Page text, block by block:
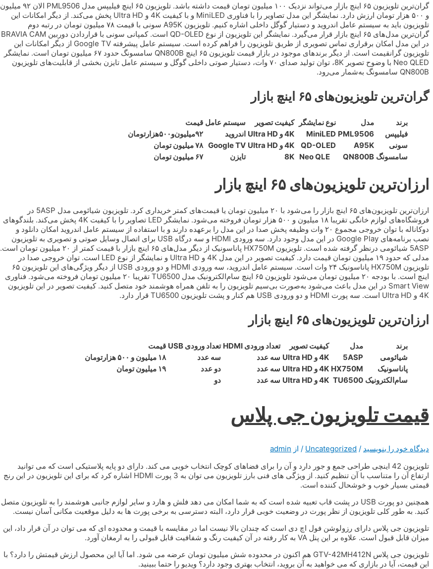
گران‌ترین تلویزیون ۶۵ اینچ بازار می‌تواند نزدیک ۱۰۰ میلیون تومان قیمت داشته باشد. تلویزیون ۶۵ اینچ فیلیپس مدل PML9506 الان ۹۲ میلیون
و ۵۰۰ هزار تومان ارزش دارد. نمایشگر این مدل تصاویر را با فناوری MiniLED و با کیفیت 4K و Ultra HD پخش می‌کند. از دیگر امکانات این
تلویزیون باید به سیستم عامل اندروید و دستیار گوگل داخلی اشاره کنیم. تلویزیون A95K سونی با قیمت ۷۸ میلیون تومان در رتبه دوم
گران‌ترین مدل‌های ۶۵ اینچ بازار قرار می‌گیرد. نمایشگر این تلویزیون از نوع QD-OLED است. کمپانی سونی با قراردادن دوربین BRAVIA CAM
در این مدل امکان برقراری تماس تصویری از طریق تلویزیون را فراهم کرده است. سیستم عامل پیشرفته Google TV از دیگر امکانات این
تلویزیون گرانقیمت است. از دیگر برند‌های موجود در بازار قیمت تلویزیون ۶۵ اینچ QN800B سامسونگ حدود ۶۷ میلیون تومان است. نمایشگر
Neo QLED با وضوح تصویر 8K، توان تولید صدای ۷۰ وات، دستیار صوتی داخلی گوگل و سیستم عامل تایزن بخشی از قابلیت‌های تلویزیون
QN800B سامسونگ به‌شمار می‌رود.
گران‌ترین تلویزیون‌های ۶۵ اینچ بازار
برند مدل نوع نمایشگر کیفیت تصویر سیستم عامل قیمت
فیلیپس
PML9506
MiniLED 4K و Ultra HD اندروید
۹۲‌میلیون‌و۵۰۰هزارتومان
سونی
A95K
QD-OLED 4K و Ultra HD Google TV ۷۸ میلیون تومان
سامسونگ QN800B
8K تایزن ۶۷ میلیون تومان
ارزان‌ترین تلویزیون‌های ۶۵ اینچ بازار
ارزان‌ترین تلویزیون‌های ۶۵ اینچ بازار را می‌شود با ۲۰ میلیون تومان یا قیمت‌های کمتر خریداری کرد. تلویزیون شیائومی مدل 5ASP در
فروشگاه‌های لوازم خانگی تقریبا ۱۸ میلیون و ۵۰۰ هزار تومان فروخته می‌شود. نمایشگر LED تصاویر را با کیفیت 4K پخش می‌کند. بلندگو‌های
دوکاناله با توان خروجی مجموع ۲۰ وات وظیفه پخش صدا در این مدل را برعهده دارند و با استفاده از سیستم عامل اندروید امکان دانلود و
نصب برنامه‌های Google Play در این مدل وجود دارد. سه ورودی HDMI و سه درگاه USB برای اتصال وسایل صوتی و تصویری به تلویزیون
5ASP شیائومی درنظر گرفته شده است. تلویزیون HX750M پاناسونیک از دیگر مدل‌های ۶۵ اینچ بازار با قیمت کمتر از ۲۰ میلیون تومان است.
مدلی که حدود ۱۹ میلیون تومان قیمت دارد. کیفیت تصویر در این مدل 4K و Ultra HD و نمایشگر از نوع LED است. توان خروجی صدا در
تلویزیون HX750M پاناسونیک ۲۴ وات است. سیستم عامل اندروید، سه ورودی HDMI و دو ورودی USB از دیگر ویژگی‌های این تلویزیون ۶۵
اینچ است. با بودجه ۲۰ میلیون تومان می‌شود تلویزیون ۶۵ اینچ سام‌الکترونیک مدل TU6500 تقریبا ۲۰ میلیون تومان فروخته می‌شود. فناوری
Smart View در این مدل باعث می‌شود به‌صورت بی‌سیم تلویزیون را به تلفن همراه هوشمند خود متصل کنید. کیفیت تصویر در این تلویزیون
4K و Ultra HD است. سه پورت HDMI و دو ورودی USB هم کنار و پشت تلویزیون TU6500 قرار دارد.
ارزان‌ترین تلویزیون‌های ۶۵ اینچ بازار
برند مدل کیفیت تصویر تعداد ورودی HDMI تعداد ورودی USB
قیمت
شیائومی
5ASP 4K و Ultra HD سه عدد سه عدد
۱۸ میلیون و ۵۰۰ هزارتومان
پاناسونیک
HX750M 4K و Ultra HD سه عدد دو عدد
۱۹ میلیون تومان
سام‌الکترونیک TU6500 4K و Ultra HD سه عدد دو
قیمت تلویزیون جی پلاس
دیدگاه‌ خود را بنویسید /
Uncategorized / از admin
تلویزیون 42 اینچی طراحی جمع و جور دارد و آن را برای فضاهای کوچک انتخاب خوبی می کند. دارای دو پایه پلاستیکی است که می توانید
ارتفاع آن را متناسب با آن تنظیم کنید. از ویژگی های فنی بارز تلویزیون می توان به 3 پورت HDMI اشاره کرد که برای این تلویزیون در این رنج
قیمتی بسیار خوب و خوشحال کننده است.
همچنین دو پورت USB در پشت قاب تعبیه شده است که به شما امکان می دهد فلش و هارد و سایر لوازم جانبی هوشمند را به تلویزیون متصل
کنید. به طور کلی تلویزیون از نظر پورت در وضعیت خوبی قرار دارد، البته دسترسی به برخی پورت ها به دلیل موقعیت مکانی آسان نیست.
تلویزیون جی پلاس دارای رزولوشن فول اچ دی است که چندان بالا نیست اما در مقایسه با قیمت و محدوده ای که می توان در آن قرار داد، این
میزان قابل قبول است. علاوه بر این پنل VA به کار رفته در آن کیفیت رنگ و شفافیت قابل قبولی را به ارمغان آورد.
تلویزیون جی پلاس GTV-42MH412N هم اکنون در محدوده شش میلیون تومان عرضه می شود. اما آیا این محصول ارزش قیمتش را دارد؟ با
این قیمت، آیا در بازاری که می خواهید به آن بروید، انتخاب بهتری وجود دارد؟ ویدیو را حتما ببینید.